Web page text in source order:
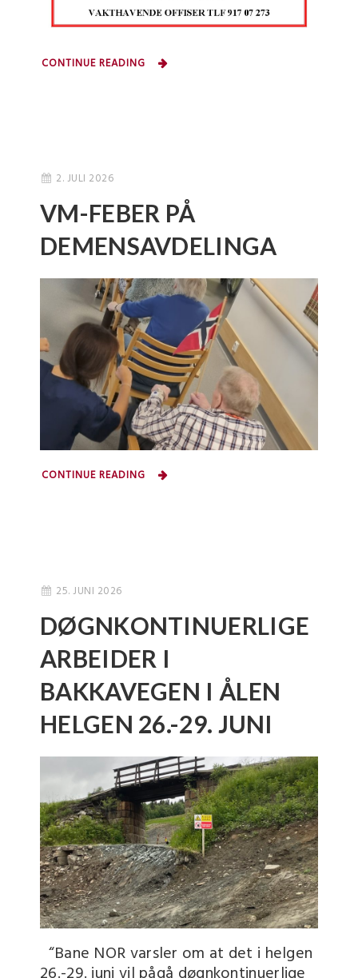
CONTINUE READING
2. JULI 2026
VM-FEBER PÅ
DEMENSAVDELINGA
CONTINUE READING
25. JUNI 2026
DØGNKONTINUERLIGE
ARBEIDER I
BAKKAVEGEN I ÅLEN
HELGEN 26.-29. JUNI
“Bane NOR varsler om at det i helgen